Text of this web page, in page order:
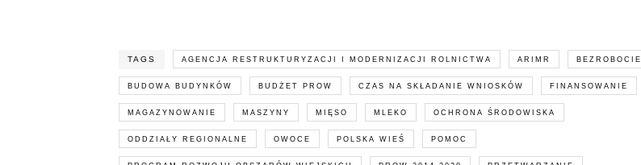
TAGS AGENCJA RESTRUKTURYZACJI I MODERNIZACJI ROLNICTWA ARIMR BEZROBOCIE
BUDOWA BUDYNKÓW BUDŻET PROW CZAS NA SKŁADANIE WNIOSKÓW FINANSOWANIE
MAGAZYNOWANIE MASZYNY MIĘSO MLEKO OCHRONA ŚRODOWISKA
ODDZIAŁY REGIONALNE OWOCE POLSKA WIEŚ POMOC